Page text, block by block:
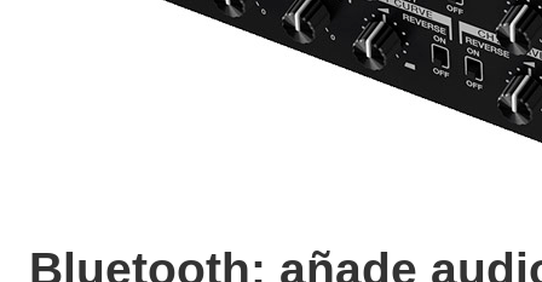
Bluetooth: añade